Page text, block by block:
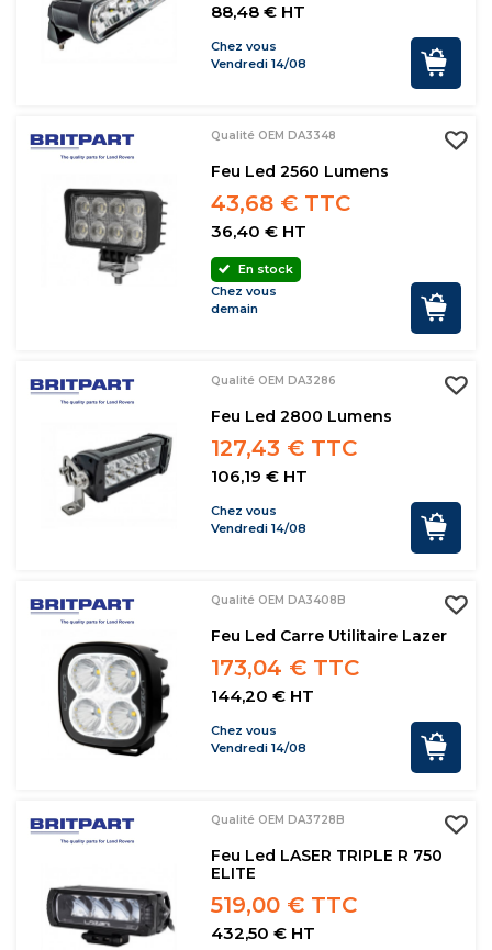
88,48 € HT
Chez vous
Vendredi 14/08
Qualité OEM DA3348
Feu Led 2560 Lumens
43,68 € TTC
36,40 € HT
En stock
Chez vous
demain
Qualité OEM DA3286
Feu Led 2800 Lumens
127,43 € TTC
106,19 € HT
Chez vous
Vendredi 14/08
Qualité OEM DA3408B
Feu Led Carre Utilitaire Lazer
173,04 € TTC
144,20 € HT
Chez vous
Vendredi 14/08
Qualité OEM DA3728B
Feu Led LASER TRIPLE R 750
ELITE
519,00 € TTC
432,50 € HT